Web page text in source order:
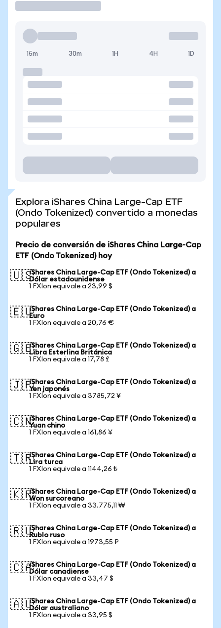
15m 30m 1H 4H 1D
Explora iShares China Large-Cap ETF
(Ondo Tokenized) convertido a monedas
populares
Precio de conversión de iShares China Large-Cap
ETF (Ondo Tokenized) hoy
🇺🇸iShares China Large-Cap ETF (Ondo Tokenized) a
Dólar estadounidense
1 FXIon equivale a 23,99 $
🇪🇺iShares China Large-Cap ETF (Ondo Tokenized) a
Euro
1 FXIon equivale a 20,76 €
🇬🇧iShares China Large-Cap ETF (Ondo Tokenized) a
Libra Esterlina Británica
1 FXIon equivale a 17,78 £
🇯🇵iShares China Large-Cap ETF (Ondo Tokenized) a
Yen japonés
1 FXIon equivale a 3785,72 ¥
🇨🇳iShares China Large-Cap ETF (Ondo Tokenized) a
Yuan chino
1 FXIon equivale a 161,86 ¥
🇹🇷iShares China Large-Cap ETF (Ondo Tokenized) a
Lira turca
1 FXIon equivale a 1144,26 ₺
🇰🇷iShares China Large-Cap ETF (Ondo Tokenized) a
Won surcoreano
1 FXIon equivale a 33.775,11 ₩
🇷🇺iShares China Large-Cap ETF (Ondo Tokenized) a
Rublo ruso
1 FXIon equivale a 1973,55 ₽
🇨🇦iShares China Large-Cap ETF (Ondo Tokenized) a
Dólar canadiense
1 FXIon equivale a 33,47 $
🇦🇺iShares China Large-Cap ETF (Ondo Tokenized) a
Dólar australiano
1 FXIon equivale a 33,95 $